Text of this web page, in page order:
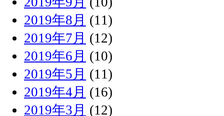
2019年8月 (11)
2019年7月 (12)
2019年6月 (10)
2019年5月 (11)
2019年4月 (16)
2019年3月 (12)